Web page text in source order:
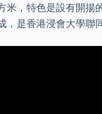
，特色是設有開揚
，是香港浸會大學聯